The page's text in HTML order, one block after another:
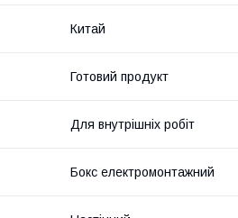
Китай
Готовий продукт
Для внутрішніх робіт
Бокс електромонтажний